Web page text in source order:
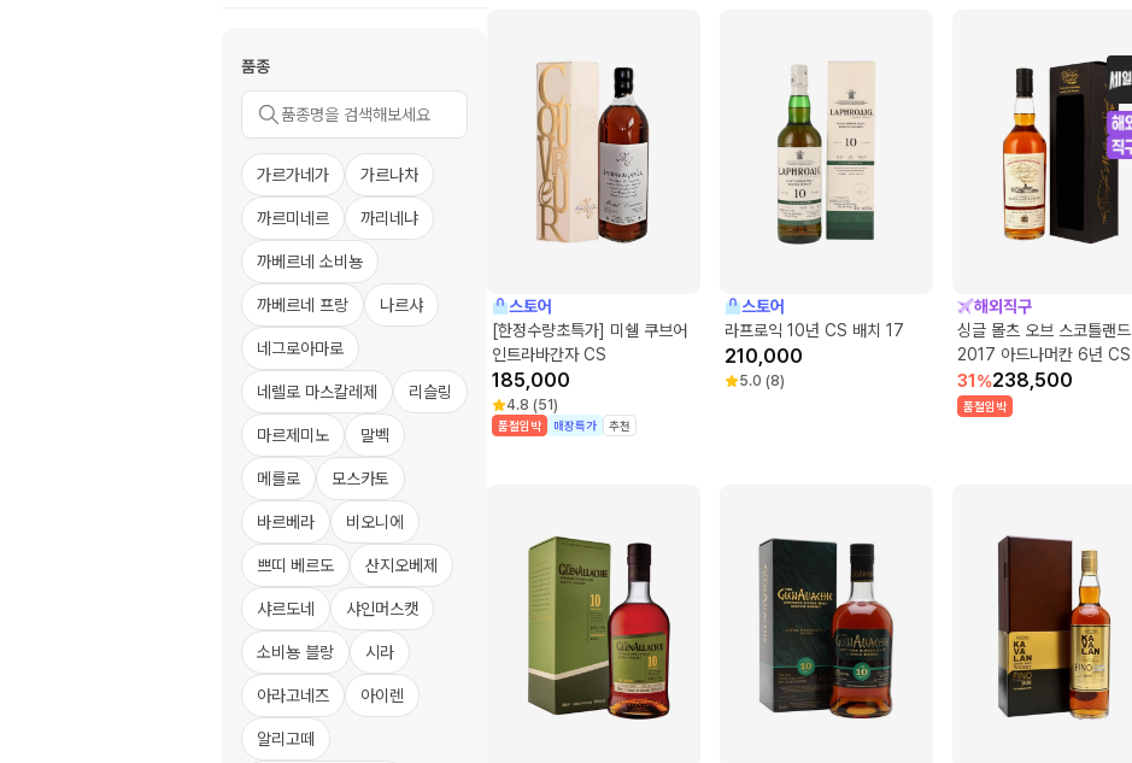
품종
가르가네가 가르나차
까르미네르 까리네냐
까베르네 소비뇽
까베르네 프랑 나르샤
네그로아마로
네렐로 마스칼레제 리슬링
마르제미노 말벡
메를로 모스카토
바르베라 비오니에
쁘띠 베르도 산지오베제
샤르도네 샤인머스캣
소비뇽 블랑 시라
아라고네즈 아이렌
알리고떼
스토어
[한정수량초특가] 미쉘 쿠브어
인트라바간자 CS
185,000
4.8 (51)
품절임박 매장특가 추천
스토어
라프로익 10년 CS 배치 17
210,000
5.0 (8)
해외직구
싱글 몰츠 오브 스코틀랜드
2017 아드나머칸 6년 CS
#244
31 %238,500
품절임박